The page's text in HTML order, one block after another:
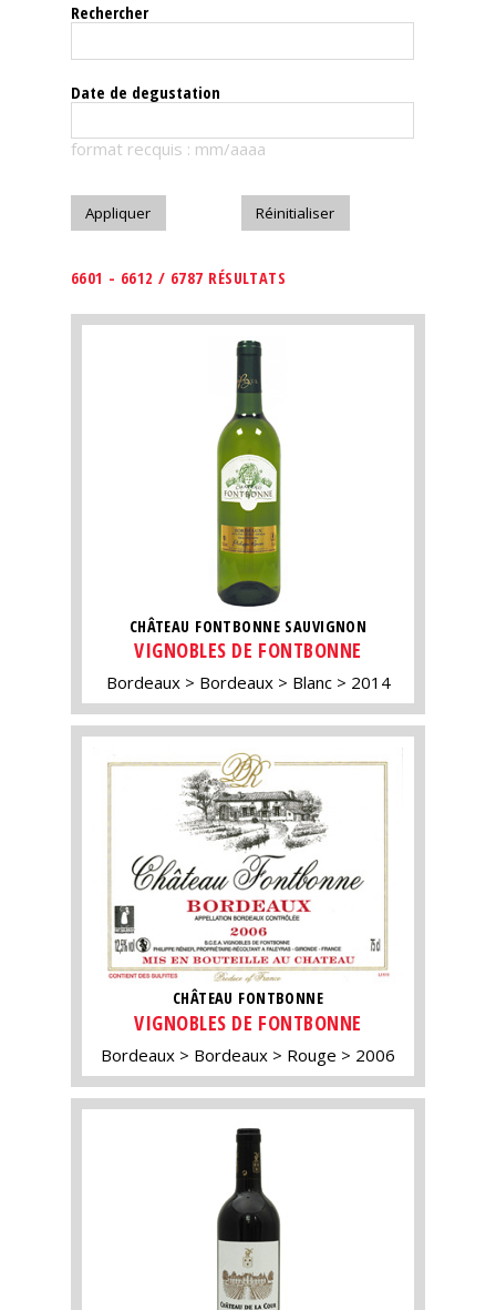
Le
magazine
Télécharger
Rechercher
Date de degustation
format recquis : mm/aaaa
6601 - 6612 / 6787 RÉSULTATS
CHÂTEAU FONTBONNE SAUVIGNON
VIGNOBLES DE FONTBONNE
Bordeaux Bordeaux Blanc 2014
CHÂTEAU FONTBONNE
VIGNOBLES DE FONTBONNE
Bordeaux Bordeaux Rouge 2006